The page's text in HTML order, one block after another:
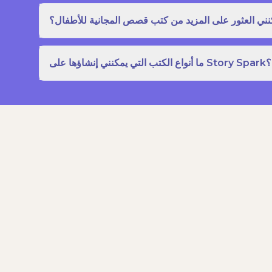
العثور على المزيد من كتب قصص المجانية للأطفال؟
ما أنواع الكتب التي يمكنني إنشاؤها على Story Spark؟